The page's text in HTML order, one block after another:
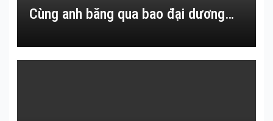
Cùng anh băng qua bao đại dương…